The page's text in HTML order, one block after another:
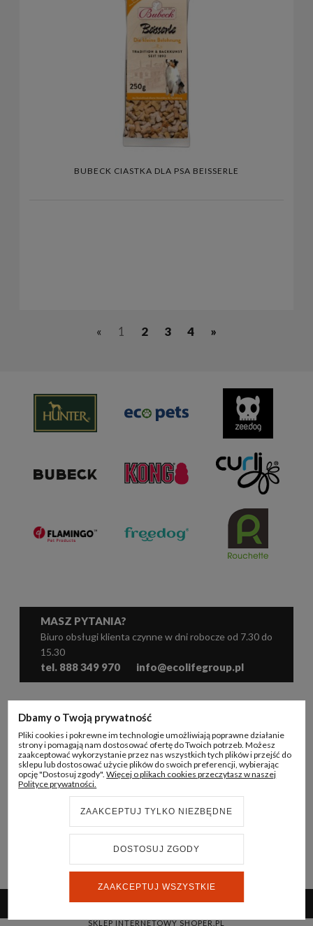
BUBECK CIASTKA DLA PSA BEISSERLE
« 1 2 3 4 »
MASZ PYTANIA?
Biuro obsługi klienta czynne w dni robocze od 7.30 do
15.30
tel. 888 349 970 info@ecolifegroup.pl
KONTO B2B
INFORMACJE
© 2024 ECO LIFE GROUP
POKAŻ PEŁNĄ WERSJĘ STRONY
SKLEP INTERNETOWY SHOPER.PL
Dbamy o Twoją prywatność
Pliki cookies i pokrewne im technologie umożliwiają poprawne działanie
strony i pomagają nam dostosować ofertę do Twoich potrzeb. Możesz
zaakceptować wykorzystanie przez nas wszystkich tych plików i przejść do
sklepu lub dostosować użycie plików do swoich preferencji, wybierając
opcję "Dostosuj zgody". Więcej o plikach cookies przeczytasz w naszej
Polityce prywatności.
ZAAKCEPTUJ TYLKO NIEZBĘDNE
DOSTOSUJ ZGODY
ZAAKCEPTUJ WSZYSTKIE